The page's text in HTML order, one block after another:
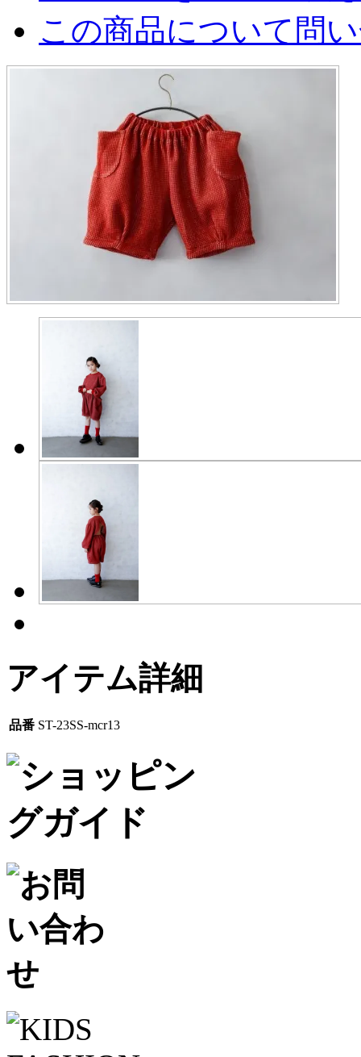
この商品について問
アイテム詳細
品番 ST-23SS-mcr13